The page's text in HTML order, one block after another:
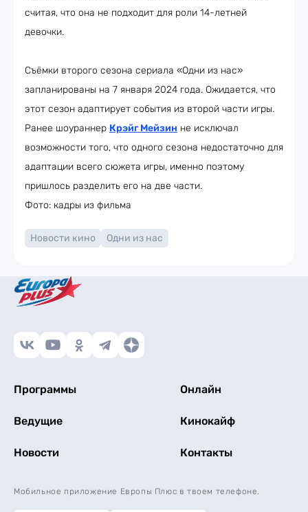
считая, что она не подходит для роли 14-летней
девочки.
Съёмки второго сезона сериала «Одни из нас»
запланированы на 7 января 2024 года. Ожидается, что
этот сезон адаптирует события из второй части игры.
Ранее шоураннер Крэйг Мейзин не исключал
возможности того, что одного сезона недостаточно для
адаптации всего сюжета игры, именно поэтому
пришлось разделить его на две части.
Фото: кадры из фильма
Новости кино Одни из нас
Программы Онлайн
Ведущие Кинокайф
Новости Контакты
Мобильное приложение Европы Плюс в твоем телефоне.